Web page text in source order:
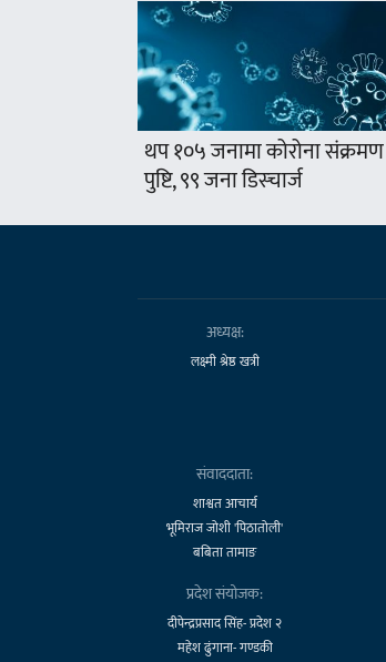
थप १०५ जनामा कोरोना संक्रमण
पुष्टि, ९९ जना डिस्चार्ज
अध्यक्ष:
लक्ष्मी श्रेष्ठ खत्री
संवाददाता:
शाश्वत आचार्य
भूमिराज जोशी 'पिठातोली'
बबिता तामाङ
प्रदेश संयोजक:
दीपेन्द्रप्रसाद सिंह- प्रदेश २
महेश ढुंगाना- गण्डकी